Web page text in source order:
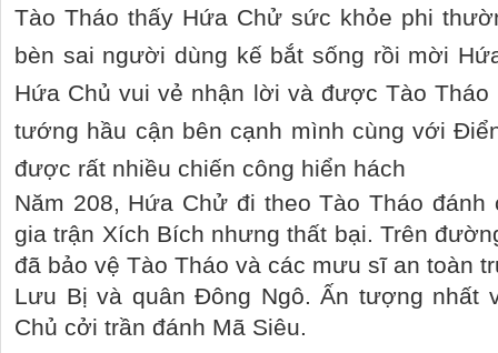
Tào Tháo thấy Hứa Chử sức khỏe phi
bèn sai người dùng kế bắt sống rồi mời
Hứa Chủ vui vẻ nhận lời và được Tào Tháo
tướng hầu cận bên cạnh mình cùng với
được rất nhiều chiến công hiển hách
Năm 208, Hứa Chử đi theo Tào Tháo đánh
gia trận Xích Bích nhưng thất bại. Trên
đã bảo vệ Tào Tháo và các mưu sĩ an toàn
Lưu Bị và quân Đông Ngô. Ấn tượng nhất
Chủ cởi trần đánh Mã Siêu.